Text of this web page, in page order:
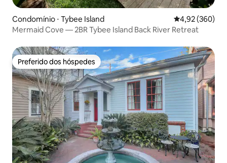
Condomínio ⋅ Tybee Island 4,92 de uma
4,92 (360)
Mermaid Cove — 2BR Tybee Island Back River Retreat
Preferido dos hóspedes
Preferido dos hóspedes